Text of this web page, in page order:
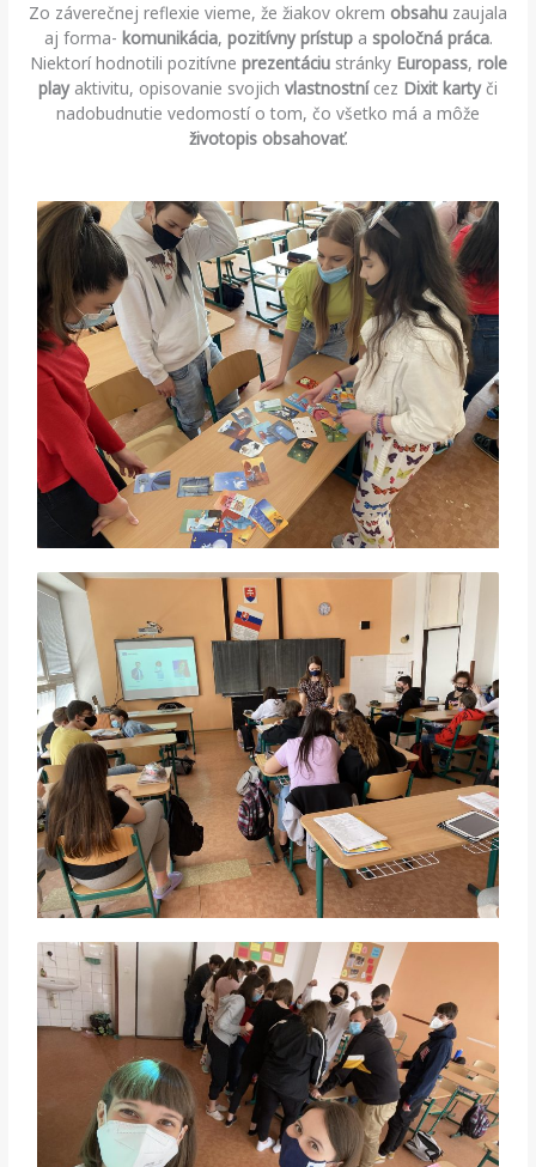
Zo záverečnej reflexie vieme, že žiakov okrem obsahu zaujala
aj forma- komunikácia, pozitívny prístupa spoločná práca.
Niektorí hodnotili pozitívne prezentáciustránky Europass, role
playaktivitu, opisovanie svojich vlastnostnícez Dixit kartyči
nadobudnutie vedomostí o tom, čo všetko má a môže
životopis obsahovať.